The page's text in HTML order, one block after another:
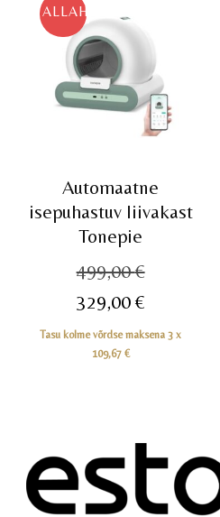
ALLAHINDLUS!
Automaatne
isepuhastuv liivakast
Tonepie
499,00€
329,00 €
hind
Tasu kolme võrdse maksena 3 x
109,67 €